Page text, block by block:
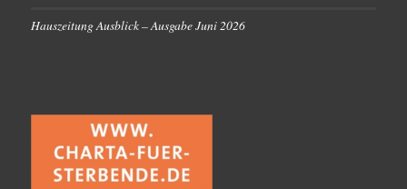
Hauszeitung Ausblick – Ausgabe Juni 2026